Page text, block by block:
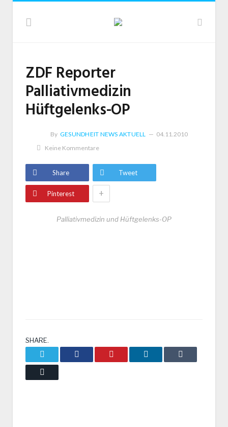
ZDF Reporter
Palliativmedizin
Hüftgelenks-OP
By GESUNDHEIT NEWS AKTUELL
04.11.2010
Keine Kommentare
Share Tweet
Pinterest +
Palliativmedizin und Hüftgelenks-OP
SHARE.
Facebook